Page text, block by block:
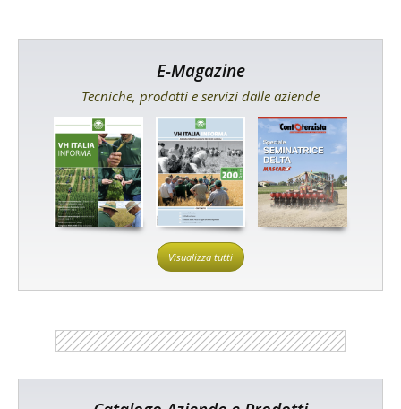
E-Magazine
Tecniche, prodotti e servizi dalle aziende
Visualizza tutti